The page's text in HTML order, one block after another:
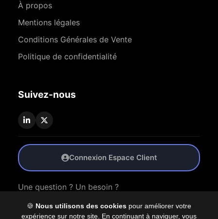
🍪 Nous utilisons des cookies pour améliorer votre
expérience sur notre site. En continuant à naviguer, vous
À propos
Mentions légales
Conditions Générales de Vente
Politique de confidentialité
Suivez-nous
Connexion Espace Client
Une question ? Un besoin ?
Nous Contacter